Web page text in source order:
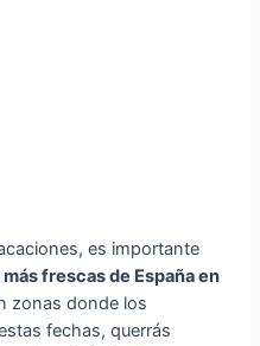
es importante
frescas de España en
zonas donde los
fechas, querrás